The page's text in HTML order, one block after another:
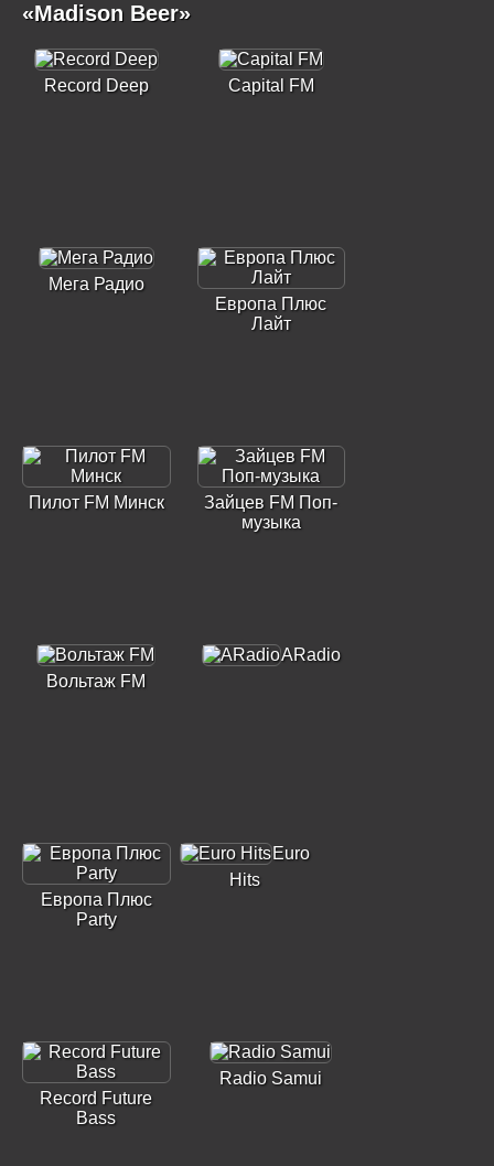
«Madison Beer»
Record Deep Capital FM
Мега Радио
Европа Плюс
Лайт
Пилот FM Минск
Зайцев FM Поп-
музыка
Вольтаж FM
ARadio
Европа Плюс
Party
Euro
Hits
Record Future
Bass
Radio Samui